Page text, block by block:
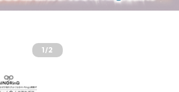
1/2